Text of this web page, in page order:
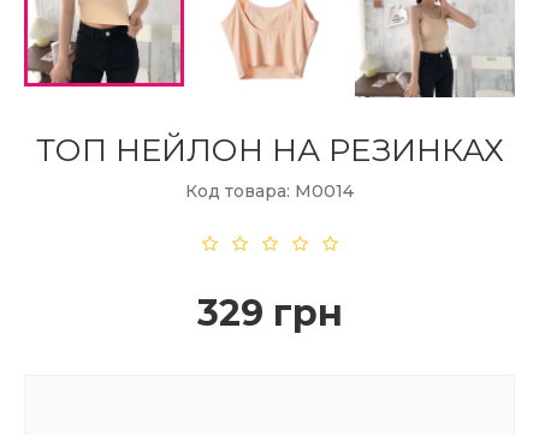
ТОП НЕЙЛОН НА РЕЗИНКАХ
Код товара: М0014
329 грн